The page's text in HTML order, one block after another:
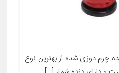
چرم دوزی شده از بهترین نوع